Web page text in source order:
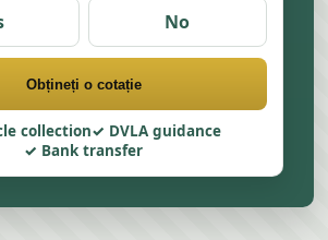
No
Obțineți o cotație
collection
DVLA guidance
Bank transfer